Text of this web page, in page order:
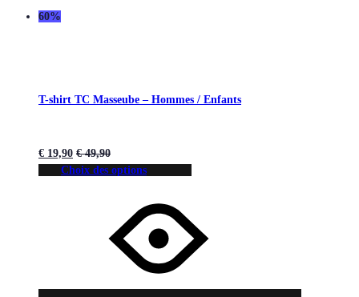
60%
T-shirt TC Masseube – Hommes / Enfants
€ 19,90 €49,90
Choix des options